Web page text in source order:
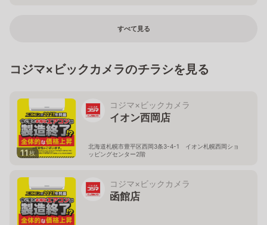
すべて見る
コジマ×ビックカメラのチラシを見る
11枚
コジマ×ビックカメラ
イオン西岡店
北海道札幌市豊平区西岡3条3-4-1 イオン札幌西岡ショ
ッピングセンター2階
コジマ×ビックカメラ
函館店